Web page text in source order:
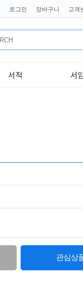
로그인 장바구니 고객
서적 서
관심상